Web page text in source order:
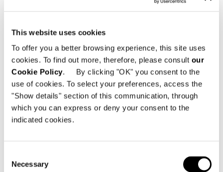
This website uses cookies
To offer you a better browsing experience, this site uses
cookies. To find out more, therefore, please consult our
Cookie Policy. By clicking "OK" you consent to the
use of cookies. To select your preferences, access the
"Show details" section of this communication, through
which you can express or deny your consent to the
indicated cookies.
Selection
Necessary